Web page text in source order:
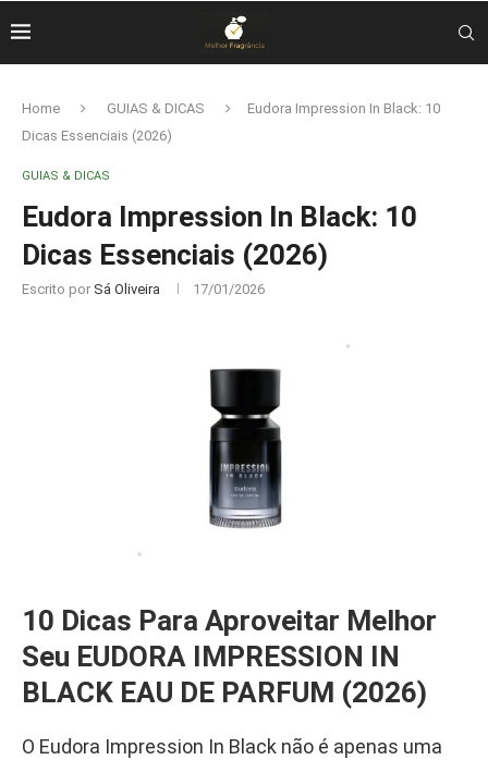
Home GUIAS & DICAS
Eudora Impression In Black: 10
Dicas Essenciais (2026)
GUIAS & DICAS
Eudora Impression In Black: 10
Dicas Essenciais (2026)
Escrito por Sá Oliveira 17/01/2026
10 Dicas Para Aproveitar Melhor
Seu EUDORA IMPRESSION IN
BLACK EAU DE PARFUM (2026)
O Eudora Impression In Black não é apenas uma